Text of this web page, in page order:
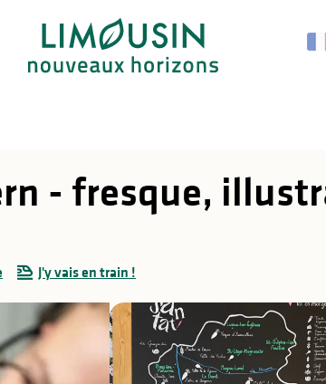
- fresque,
J'y vais en train !